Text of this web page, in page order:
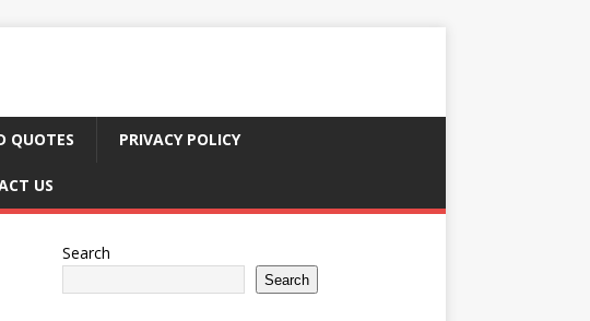
QUOTES PRIVACY POLICY
US
Search
Search